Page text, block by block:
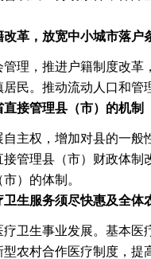
改革，放宽中小城市落户
管理，推进户籍制度改
居民。推动流动人口和管
接管理县（市）的机制
自主权，增加对县的一
管理县（市）财政体
）的体制。
卫生服务须尽快惠及全体
疗卫生事业发展。基本
型农村合作医疗制度，